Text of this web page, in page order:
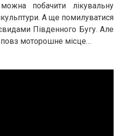
побачити лікувальну
А ще помилуватися
Південного Бугу. Але
моторошне місце…